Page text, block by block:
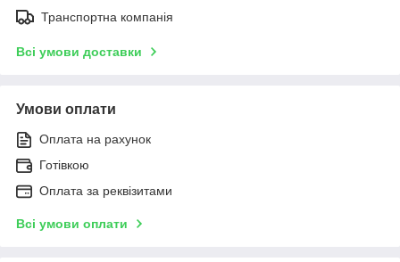
Транспортна компанія
Всі умови доставки
Умови оплати
Оплата на рахунок
Готівкою
Оплата за реквізитами
Всі умови оплати